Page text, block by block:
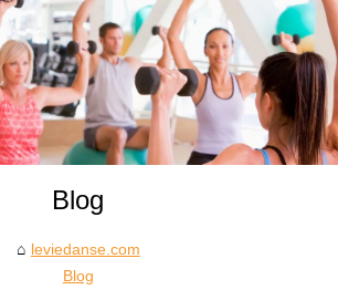
Blog
leviedanse.com
Blog